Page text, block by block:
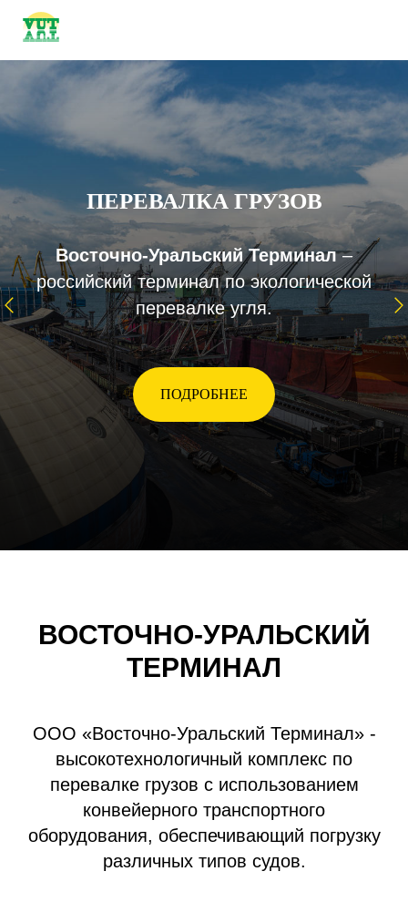
ПЕРЕВАЛКА ГРУЗОВ
Восточно-Уральский Терминал–
российский терминал по экологической
перевалке угля.
ПОДРОБНЕЕ
ВОСТОЧНО-УРАЛЬСКИЙ
ТЕРМИНАЛ
ООО «Восточно-Уральский Терминал» -
высокотехнологичный комплекс по
перевалке грузов с использованием
конвейерного транспортного
оборудования, обеспечивающий погрузку
различных типов судов.